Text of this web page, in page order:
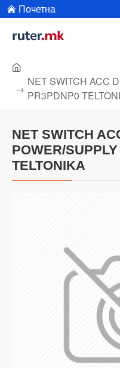
Почетна
NET SWITCH ACC
PR3PDNP0
NET SWITCH
POWER/
TELTONIKA